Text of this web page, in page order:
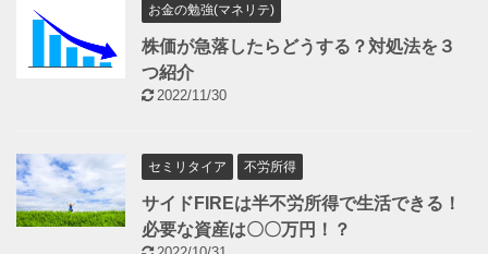
お金の勉強(マネリテ)
株価が急落したらどうする？対処法を３
つ紹介
2022/11/30
セミリタイア 不労所得
サイドFIREは半不労所得で生活できる！
必要な資産は〇〇万円！？